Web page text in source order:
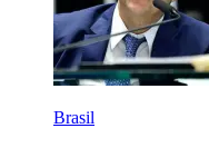
Brasil